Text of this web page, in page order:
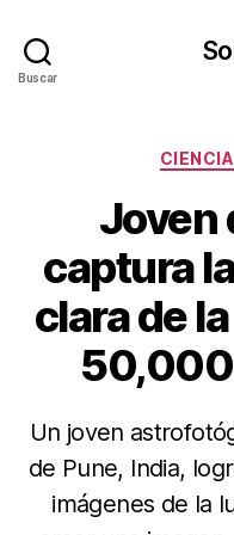
Buscar
Joven
captura
clara de
Un joven
de Pune, India,
imágenes de la